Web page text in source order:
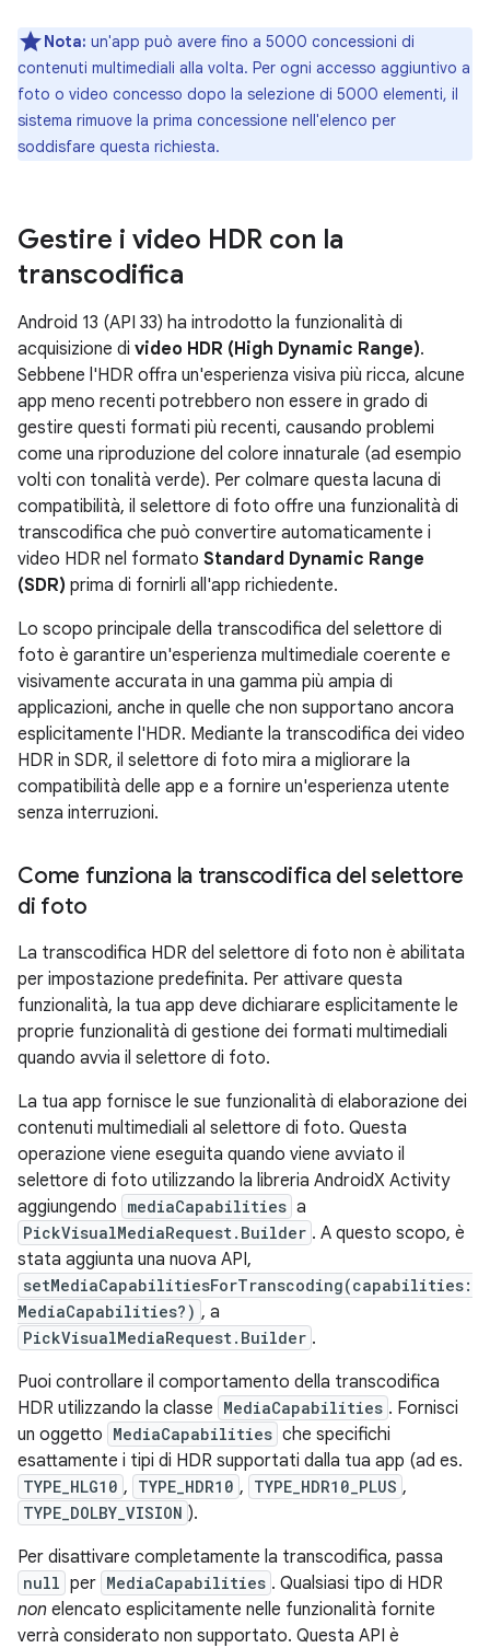
Nota: un'app può avere fino a 5000 concessioni di
contenuti multimediali alla volta. Per ogni accesso aggiuntivo a
foto o video concesso dopo la selezione di 5000 elementi, il
sistema rimuove la prima concessione nell'elenco per
soddisfare questa richiesta.
Gestire i video HDR con la
transcodifica
Android 13 (API 33) ha introdotto la funzionalità di
acquisizione di video HDR (High Dynamic Range).
Sebbene l'HDR offra un'esperienza visiva più ricca, alcune
app meno recenti potrebbero non essere in grado di
gestire questi formati più recenti, causando problemi
come una riproduzione del colore innaturale (ad esempio
volti con tonalità verde). Per colmare questa lacuna di
compatibilità, il selettore di foto offre una funzionalità di
transcodifica che può convertire automaticamente i
video HDR nel formato Standard Dynamic Range
(SDR) prima di fornirli all'app richiedente.
Lo scopo principale della transcodifica del selettore di
foto è garantire un'esperienza multimediale coerente e
visivamente accurata in una gamma più ampia di
applicazioni, anche in quelle che non supportano ancora
esplicitamente l'HDR. Mediante la transcodifica dei video
HDR in SDR, il selettore di foto mira a migliorare la
compatibilità delle app e a fornire un'esperienza utente
senza interruzioni.
Come funziona la transcodifica del selettore
di foto
La transcodifica HDR del selettore di foto non è abilitata
per impostazione predefinita. Per attivare questa
funzionalità, la tua app deve dichiarare esplicitamente le
proprie funzionalità di gestione dei formati multimediali
quando avvia il selettore di foto.
La tua app fornisce le sue funzionalità di elaborazione dei
contenuti multimediali al selettore di foto. Questa
operazione viene eseguita quando viene avviato il
selettore di foto utilizzando la libreria AndroidX Activity
aggiungendo mediaCapabilities a
PickVisualMediaRequest.Builder . A questo scopo, è
stata aggiunta una nuova API,
setMediaCapabilitiesForTranscoding(capabilities:
MediaCapabilities?) , a
PickVisualMediaRequest.Builder .
Puoi controllare il comportamento della transcodifica
HDR utilizzando la classe MediaCapabilities . Fornisci
un oggetto MediaCapabilities che specifichi
esattamente i tipi di HDR supportati dalla tua app (ad es.
TYPE_HLG10 , TYPE_HDR10 , TYPE_HDR10_PLUS ,
TYPE_DOLBY_VISION ).
Per disattivare completamente la transcodifica, passa
null per MediaCapabilities . Qualsiasi tipo di HDR
non elencato esplicitamente nelle funzionalità fornite
verrà considerato non supportato. Questa API è